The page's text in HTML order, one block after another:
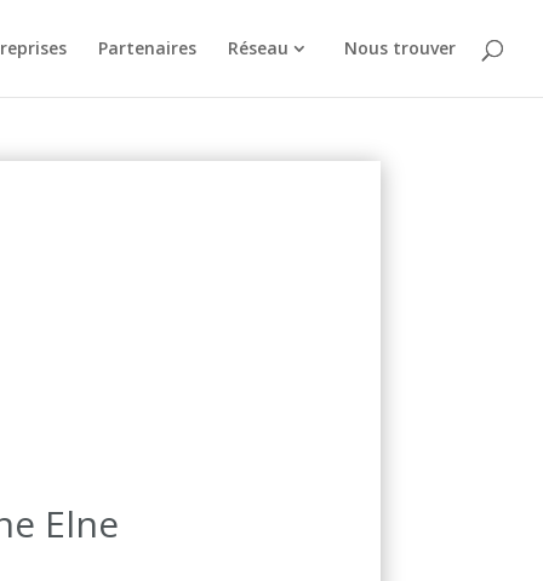
Partenaires Réseau Nous trouver
Elne